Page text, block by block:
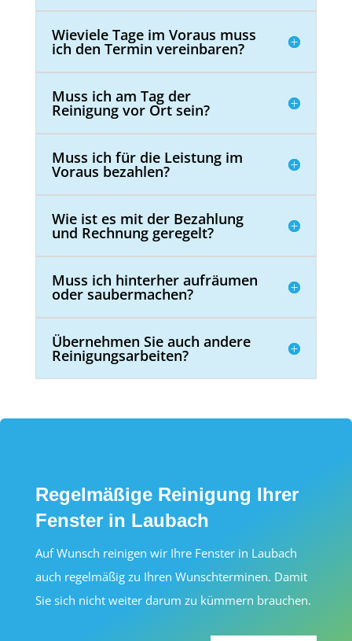
Wieviele Tage im Voraus muss
ich den Termin vereinbaren?
Muss ich am Tag der
Reinigung vor Ort sein?
Muss ich für die Leistung im
Voraus bezahlen?
Wie ist es mit der Bezahlung
und Rechnung geregelt?
Muss ich hinterher aufräumen
oder saubermachen?
Übernehmen Sie auch andere
Reinigungsarbeiten?
Regelmäßige Reinigung Ihrer
Fenster in Laubach
Auf Wunsch reinigen wir Ihre Fenster in Laubach
auch regelmäßig zu Ihren Wunschterminen. Damit
Sie sich nicht weiter darum zu kümmern brauchen.